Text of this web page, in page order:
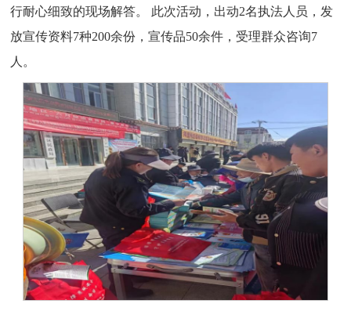
行耐心细致的现场解答。 此次活动，出动2名执法人员，发
放宣传资料7种200余份，宣传品50余件，受理群众咨询7
人。